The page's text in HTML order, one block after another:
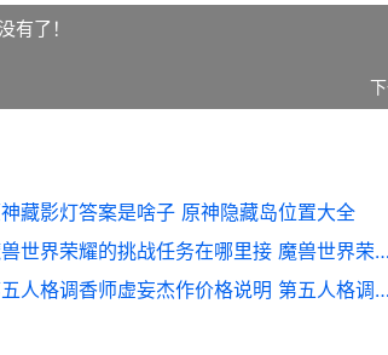
有了！
藏影灯答案是啥子 原神隐藏岛位置大全
魔兽世界荣耀的挑战任务在哪里接 魔兽世界荣耀的挑战
第五人格调香师虚妄杰作价格说明 第五人格调香师技能